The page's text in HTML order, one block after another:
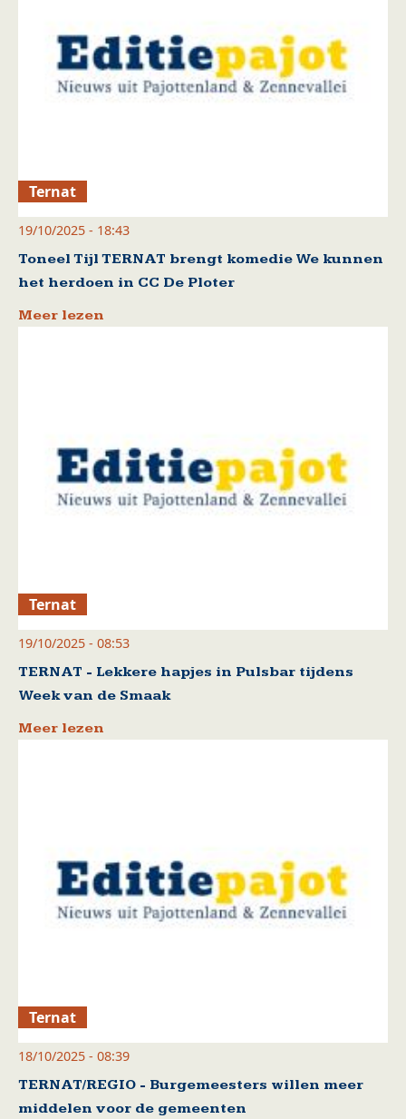
Ternat
19/10/2025 - 18:43
Toneel Tijl TERNAT brengt komedie We kunnen
het herdoen in CC De Ploter
Meer lezen
Ternat
19/10/2025 - 08:53
TERNAT - Lekkere hapjes in Pulsbar tijdens
Week van de Smaak
Meer lezen
Ternat
18/10/2025 - 08:39
TERNAT/REGIO - Burgemeesters willen meer
middelen voor de gemeenten